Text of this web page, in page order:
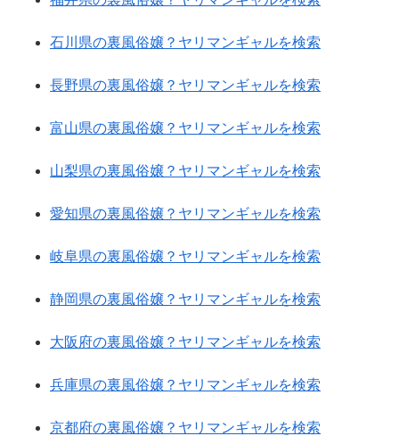
石川県の裏風俗嬢？ヤリマンギャルを検索
長野県の裏風俗嬢？ヤリマンギャルを検索
富山県の裏風俗嬢？ヤリマンギャルを検索
山梨県の裏風俗嬢？ヤリマンギャルを検索
愛知県の裏風俗嬢？ヤリマンギャルを検索
岐阜県の裏風俗嬢？ヤリマンギャルを検索
静岡県の裏風俗嬢？ヤリマンギャルを検索
大阪府の裏風俗嬢？ヤリマンギャルを検索
兵庫県の裏風俗嬢？ヤリマンギャルを検索
京都府の裏風俗嬢？ヤリマンギャルを検索